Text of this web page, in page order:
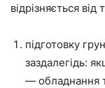
відрізняється
підготовку
заздалегідь:
— обладнання